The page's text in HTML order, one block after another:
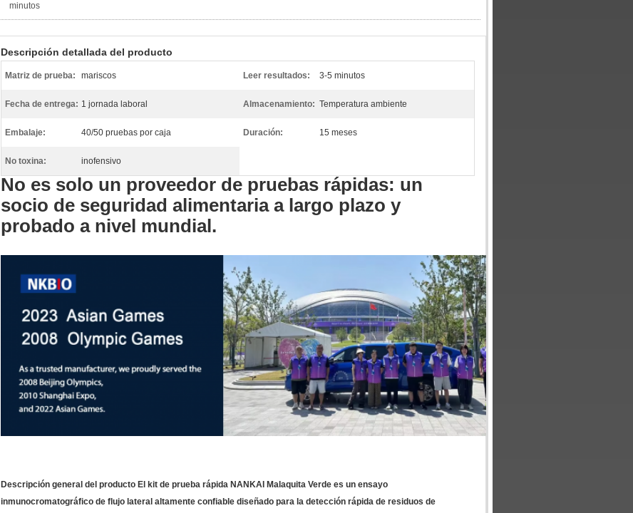
minutos
Descripción detallada del producto
Matriz de prueba: mariscos Leer resultados: 3-5 minutos
Fecha de entrega: 1 jornada laboral Almacenamiento: Temperatura ambiente
Embalaje: 40/50 pruebas por caja Duración: 15 meses
No toxina: inofensivo
No es solo un proveedor de pruebas rápidas: un
socio de seguridad alimentaria a largo plazo y
probado a nivel mundial.
Descripción general del producto El kit de prueba rápida NANKAI Malaquita Verde es un ensayo
inmunocromatográfico de flujo lateral altamente confiable diseñado para la detección rápida de residuos de